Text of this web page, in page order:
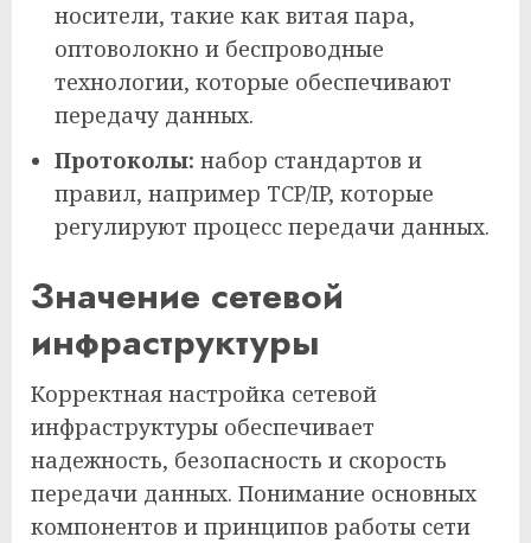
носители, такие как витая пара,
оптоволокно и беспроводные
технологии, которые обеспечивают
передачу данных.
Протоколы: набор стандартов и
правил, например TCP/IP, которые
регулируют процесс передачи данных.
Значение сетевой
инфраструктуры
Корректная настройка сетевой
инфраструктуры обеспечивает
надежность, безопасность и скорость
передачи данных. Понимание основных
компонентов и принципов работы сети